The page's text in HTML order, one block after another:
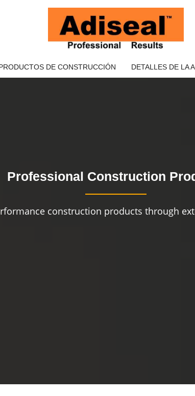
DE CONSTRUCCIÓN DETALLES DE LA
Professional Construction
construction products through